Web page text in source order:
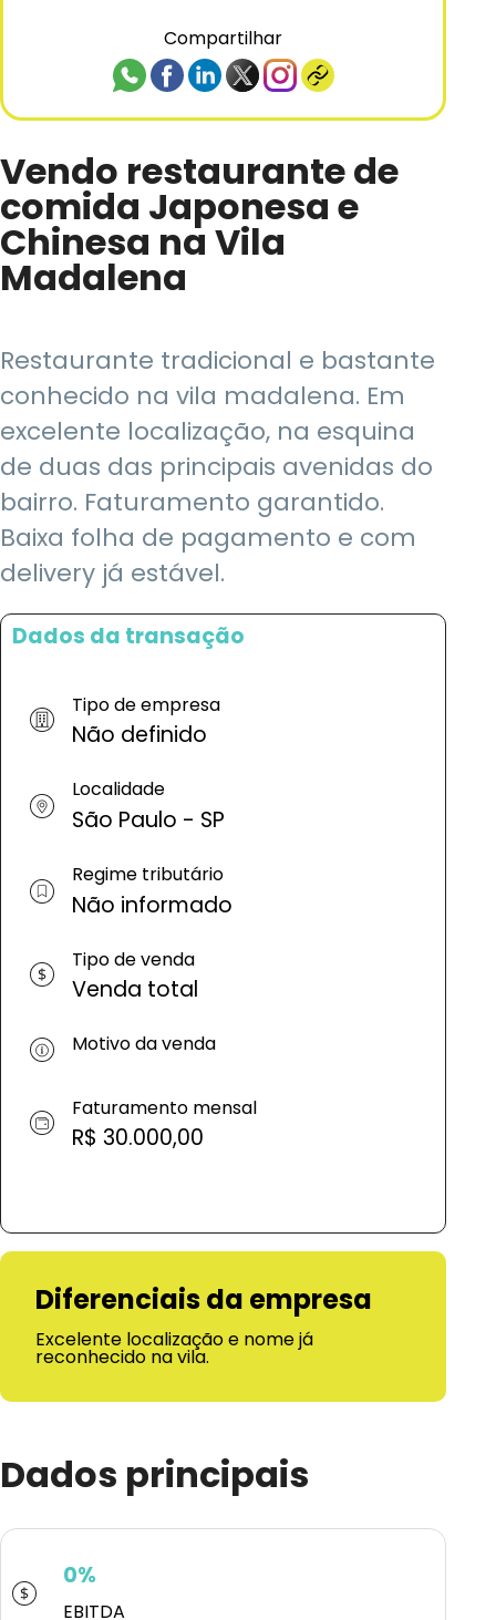
Compartilhar
Vendo restaurante de
comida Japonesa e
Chinesa na Vila
Madalena
Restaurante tradicional e bastante
conhecido na vila madalena. Em
excelente localização, na esquina
de duas das principais avenidas do
bairro. Faturamento garantido.
Baixa folha de pagamento e com
delivery já estável.
Dados da transação
Tipo de empresa
Não definido
Localidade
São Paulo - SP
Regime tributário
Não informado
Tipo de venda
Venda total
Motivo da venda
Faturamento mensal
R$ 30.000,00
Diferenciais da empresa
Excelente localização e nome já
reconhecido na vila.
Dados principais
0%
EBITDA